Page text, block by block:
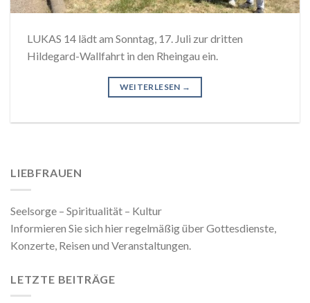
LUKAS 14 lädt am Sonntag, 17. Juli zur dritten
Hildegard-Wallfahrt in den Rheingau ein.
WEITERLESEN →
LIEBFRAUEN
Seelsorge – Spiritualität – Kultur
Informieren Sie sich hier regelmäßig über Gottesdienste,
Konzerte, Reisen und Veranstaltungen.
LETZTE BEITRÄGE